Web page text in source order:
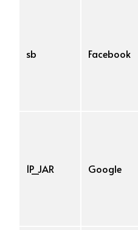
sb Facebook
1P_JAR Google